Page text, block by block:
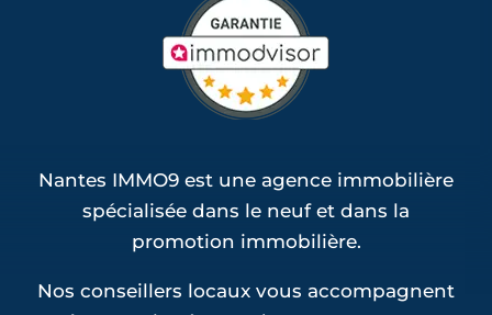
Nantes IMMO9 est une agence immobilière
spécialisée dans le neuf et dans la
promotion immobilière.
Nos conseillers locaux vous accompagnent